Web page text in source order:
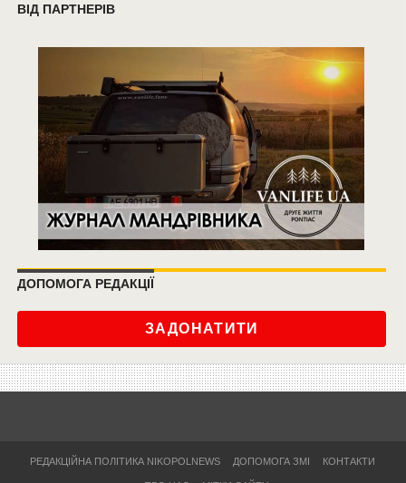
ВІД ПАРТНЕРІВ
ДОПОМОГА РЕДАКЦІЇ
ЗАДОНАТИТИ
РЕДАКЦІЙНА ПОЛІТИКА NIKOPOLNEWS ДОПОМОГА ЗМІ КОНТАКТИ